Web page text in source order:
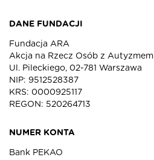
DANE FUNDACJI
Fundacja ARA
Akcja na Rzecz Osób z Autyzmem
Ul. Pileckiego, 02-781 Warszawa
NIP: 9512528387
KRS: 0000925117
REGON: 520264713
NUMER KONTA
Bank PEKAO